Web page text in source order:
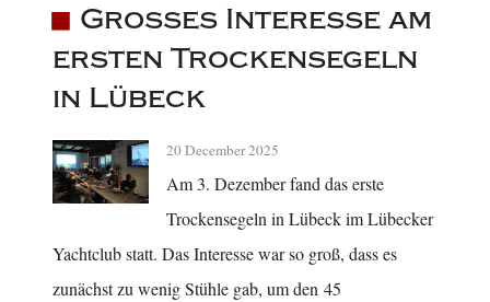
Großes Interesse am
ersten Trockensegeln
in Lübeck
20 December 2025
Am 3. Dezember fand das erste
Trockensegeln in Lübeck im Lübecker
Yachtclub statt. Das Interesse war so groß, dass es
zunächst zu wenig Stühle gab, um den 45